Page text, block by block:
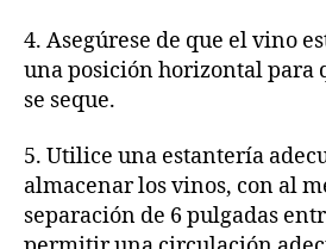
4. Asegúrese de que el vino
una posición horizontal para
se seque.
5. Utilice una estantería
almacenar los vinos, con al
separación de 6 pulgadas